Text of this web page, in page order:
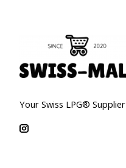
Your Swiss LPG® Supplier